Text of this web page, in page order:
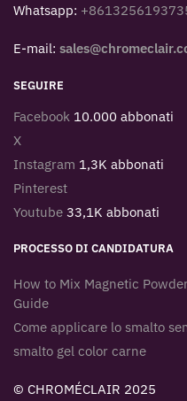
Whatsapp:
E-mail:
SEGUIRE
Facebook 10.000 abbonati
X
Instagram 1,3K abbonati
Pinterest
Youtube 33,1K abbonati
PROCESSO DI CANDIDATURA
How to Mix Magnetic
Guide
Come applicare lo smalto
smalto gel color carne
© CHROMÉCLAIR 2025